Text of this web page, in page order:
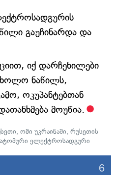
გაუჩინარდა და
იქ დარჩენილები
ხოლო ნაწილს,
ოკუპანტებთან
მოუწია.
, ომი უკრაინაში, რუსეთის
ელექტროსადგური
6